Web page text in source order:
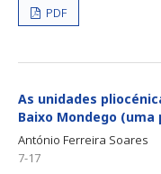
PDF
As unidades
Baixo Mondego
António Ferreira Soares
7-17